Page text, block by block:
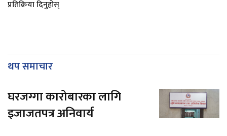
प्रतिक्रिया दिनुहोस्
थप समाचार
घरजग्गा कारोबारका लागि
इजाजतपत्र अनिवार्य